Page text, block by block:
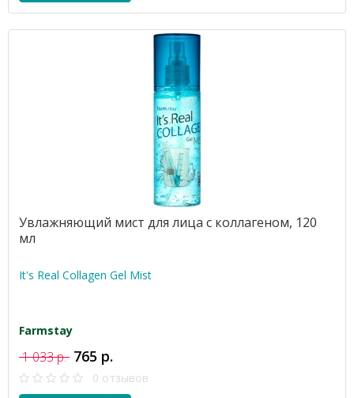
Увлажняющий мист для лица с коллагеном, 120
мл
It's Real Collagen Gel Mist
Farmstay
1 033 р. 765 р.
0 отзывов